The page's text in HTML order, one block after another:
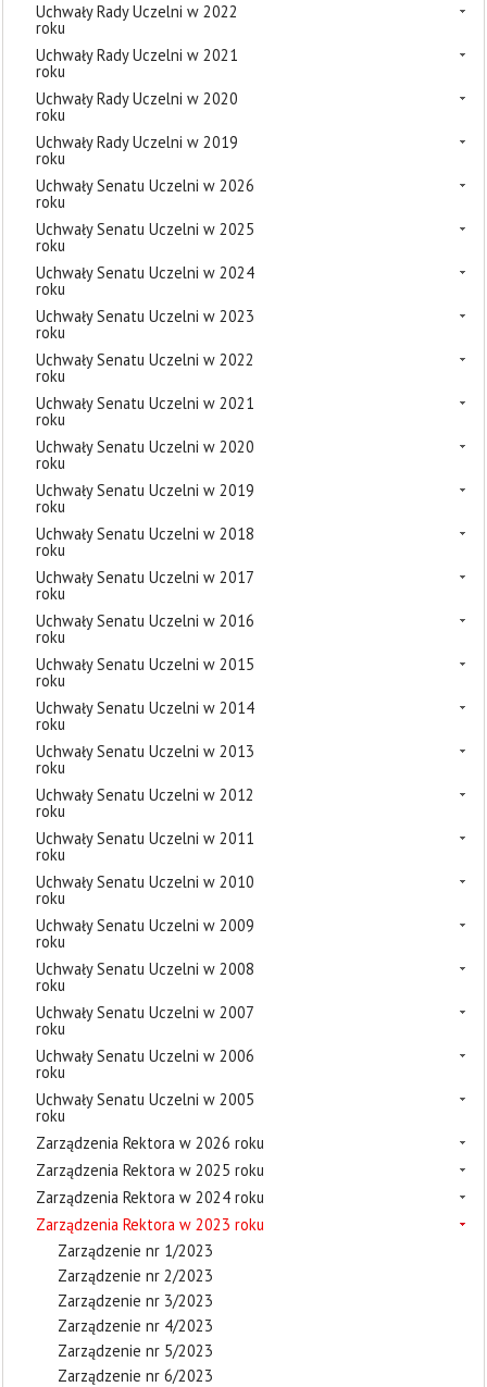
Uchwały Rady Uczelni w 2022
roku
Uchwały Rady Uczelni w 2021
roku
Uchwały Rady Uczelni w 2020
roku
Uchwały Rady Uczelni w 2019
roku
Uchwały Senatu Uczelni w 2026
roku
Uchwały Senatu Uczelni w 2025
roku
Uchwały Senatu Uczelni w 2024
roku
Uchwały Senatu Uczelni w 2023
roku
Uchwały Senatu Uczelni w 2022
roku
Uchwały Senatu Uczelni w 2021
roku
Uchwały Senatu Uczelni w 2020
roku
Uchwały Senatu Uczelni w 2019
roku
Uchwały Senatu Uczelni w 2018
roku
Uchwały Senatu Uczelni w 2017
roku
Uchwały Senatu Uczelni w 2016
roku
Uchwały Senatu Uczelni w 2015
roku
Uchwały Senatu Uczelni w 2014
roku
Uchwały Senatu Uczelni w 2013
roku
Uchwały Senatu Uczelni w 2012
roku
Uchwały Senatu Uczelni w 2011
roku
Uchwały Senatu Uczelni w 2010
roku
Uchwały Senatu Uczelni w 2009
roku
Uchwały Senatu Uczelni w 2008
roku
Uchwały Senatu Uczelni w 2007
roku
Uchwały Senatu Uczelni w 2006
roku
Uchwały Senatu Uczelni w 2005
roku
Zarządzenia Rektora w 2026 roku
Zarządzenia Rektora w 2025 roku
Zarządzenia Rektora w 2024 roku
Zarządzenia Rektora w 2023 roku
Zarządzenie nr 1/2023
Zarządzenie nr 2/2023
Zarządzenie nr 3/2023
Zarządzenie nr 4/2023
Zarządzenie nr 5/2023
Zarządzenie nr 6/2023